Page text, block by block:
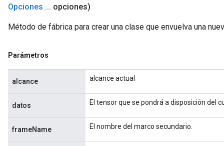
Opciones ... opciones)
Método de fábrica para crear una clase que envuelva una
Parámetros
alcance alcance actual
datos El tensor que se pondrá a disposición del
frameName El nombre del marco secundario.